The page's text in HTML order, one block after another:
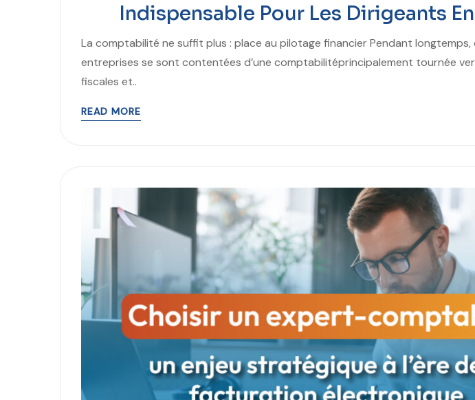
Indispensable Pour Les Dirigeants
La comptabilité ne suffit plus : place au pilotage financier Pendant longtemps,
entreprises se sont contentées d’une comptabilitéprincipalement tournée
fiscales et..
READ MORE